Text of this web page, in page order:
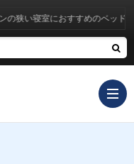
狭い寝室におすすめのベッド12選